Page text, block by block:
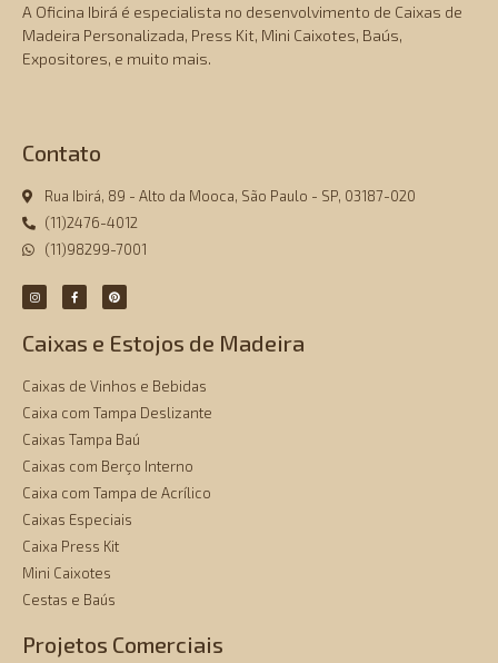
A Oficina Ibirá é especialista no desenvolvimento de Caixas de
Madeira Personalizada, Press Kit, Mini Caixotes, Baús,
Expositores, e muito mais.
Contato
Rua Ibirá, 89 - Alto da Mooca, São Paulo - SP, 03187-020
(11)2476-4012
(11)98299-7001
Caixas e Estojos de Madeira
Caixas de Vinhos e Bebidas
Caixa com Tampa Deslizante
Caixas Tampa Baú
Caixas com Berço Interno
Caixa com Tampa de Acrílico
Caixas Especiais
Caixa Press Kit
Mini Caixotes
Cestas e Baús
Projetos Comerciais